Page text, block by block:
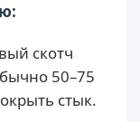
скотч
50–75
стык.